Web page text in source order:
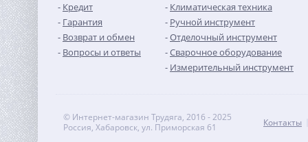
Кредит
Гарантия
Возврат и обмен
Вопросы и ответы
Климатическая техника
Ручной инструмент
Отделочный инструмент
Сварочное оборудование
Измерительный инструмент
© Интернет-магазин Трудяга, 2016 - 2025
Россия, Хабаровск, ул. Приморская 61
Контакты